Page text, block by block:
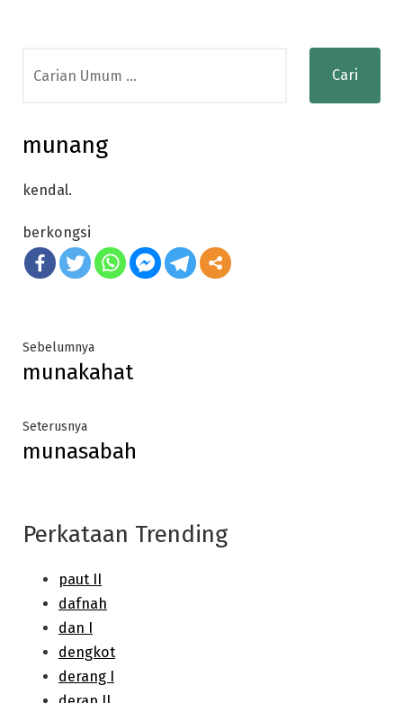
for:
munang
kendal.
berkongsi
Post
navigation
SebelumnyaPrevious
post:
munakahat
SeterusnyaNext
post:
munasabah
Perkataan Trending